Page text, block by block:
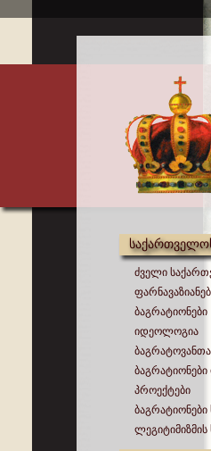
ძველი
ბაგრატიონები
იდეოლოგია
პროექტები
ლეგიტიმიზმის